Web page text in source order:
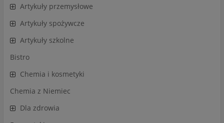
Artykuły przemysłowe
Artykuły spożywcze
Artykuły szkolne
Bistro
Chemia i kosmetyki
Chemia z Niemiec
Dla zdrowia